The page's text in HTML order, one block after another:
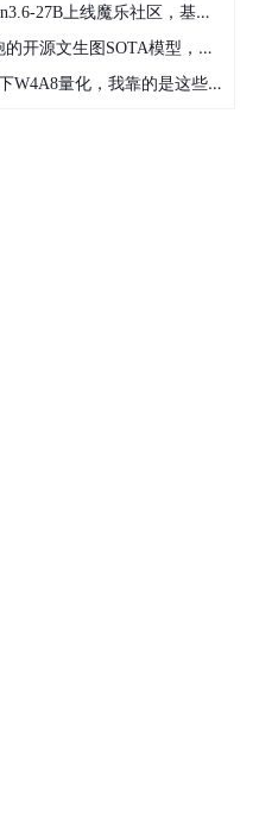
魔乐社区，基于昇腾的部署教程来了
模型，顶级渲染、高密度文本绘图
量化，我靠的是这些经验